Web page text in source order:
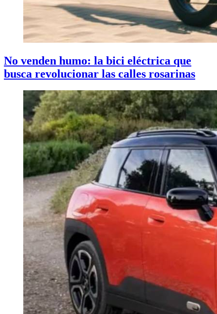
No venden humo: la bici eléctrica que
busca revolucionar las calles rosarinas